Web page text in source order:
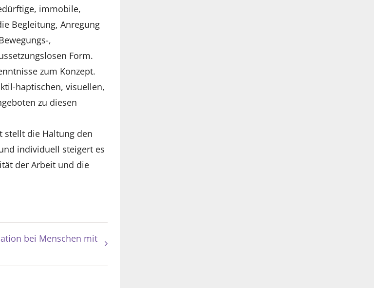
immobile,
Begleitung, Anregung
,
Form.
zum Konzept.
haptischen, visuellen,
zu diesen
stellt die Haltung den
individuell steigert es
der Arbeit und die
bei Menschen mit